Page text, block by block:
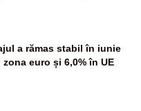
a rămas stabil în iunie
zona euro și 6,0% în UE